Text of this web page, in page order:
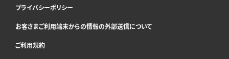
プライバシーポリシー
お客さまご利用端末からの情報の外部送信について
ご利用規約